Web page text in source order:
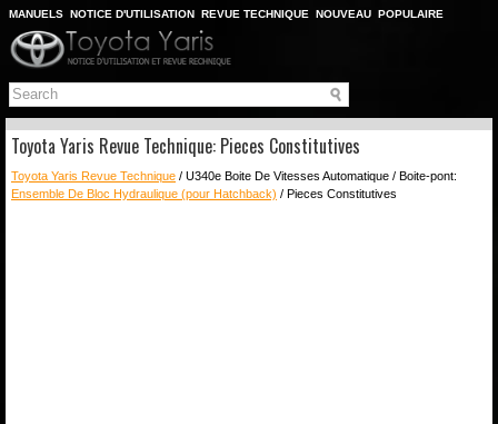
MANUELS NOTICE D'UTILISATION REVUE TECHNIQUE NOUVEAU POPULAIRE
PLAN DU SITE
CHERCHER
Toyota Yaris Revue Technique: Pieces Constitutives
Toyota Yaris Revue Technique / U340e Boite De Vitesses Automatique / Boite-pont:
Ensemble De Bloc Hydraulique (pour Hatchback) / Pieces Constitutives